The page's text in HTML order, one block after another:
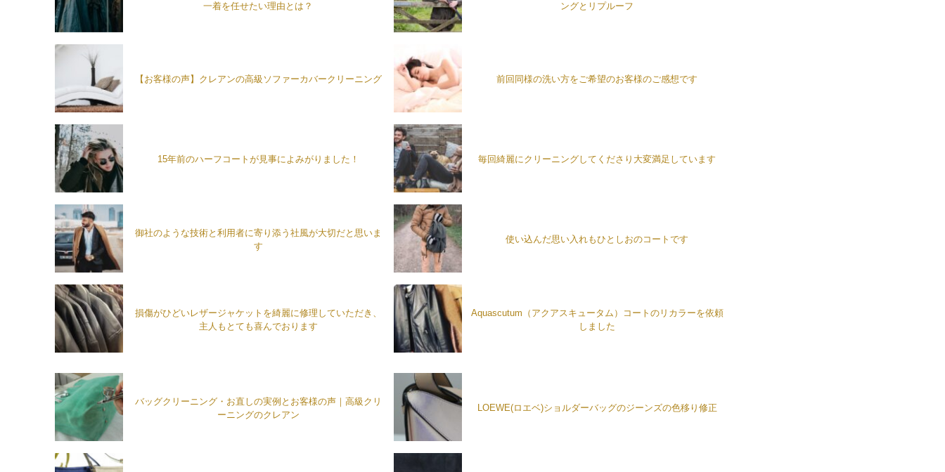
一着を任せたい理由とは？
ングとリプルーフ
【お客様の声】クレアンの高級ソファーカバークリーニング 前回同様の洗い方をご希望のお客様のご感想です
15年前のハーフコートが見事によみがりました！ 毎回綺麗にクリーニングしてくださり大変満足しています
御社のような技術と利用者に寄り添う社風が大切だと思いま
す
使い込んだ思い入れもひとしおのコートです
損傷がひどいレザージャケットを綺麗に修理していただき、
主人もとても喜んでおります
Aquascutum（アクアスキュータム）コートのリカラーを依頼
しました
バッグクリーニング・お直しの実例とお客様の声｜高級クリ
ーニングのクレアン
LOEWE(ロエベ)ショルダーバッグのジーンズの色移り修正